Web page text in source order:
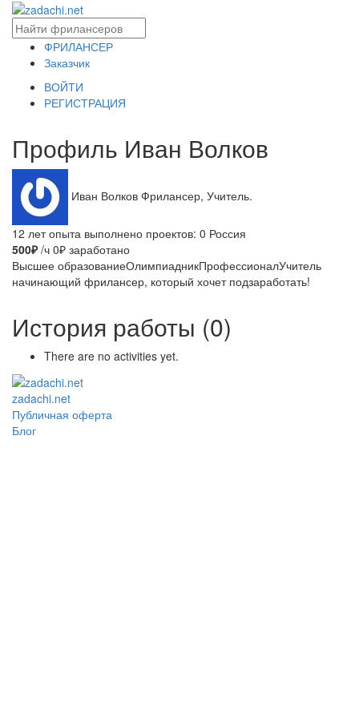
ФРИЛАНСЕР
Заказчик
ВОЙТИ
РЕГИСТРАЦИЯ
Профиль Иван Волков
Иван Волков Фрилансер, Учитель.
12 лет опыта выполнено проектов: 0 Россия
500₽/ч 0₽ заработано
Высшее образованиеОлимпиадникПрофессионалУчитель
начинающий фрилансер, который хочет подзаработать!
История работы (0)
There are no activities yet.
zadachi.net
Публичная оферта
Блог